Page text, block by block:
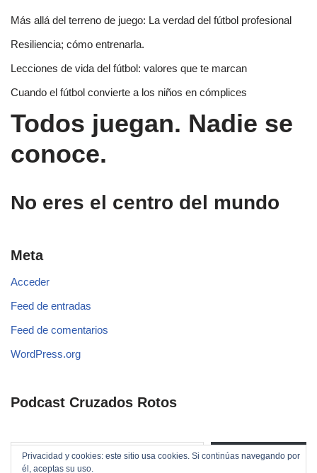
Más allá del terreno de juego: La verdad del fútbol profesional
Resiliencia; cómo entrenarla.
Lecciones de vida del fútbol: valores que te marcan
Cuando el fútbol convierte a los niños en cómplices
Todos juegan. Nadie se
conoce.
No eres el centro del mundo
Meta
Acceder
Feed de entradas
Feed de comentarios
WordPress.org
Podcast Cruzados Rotos
Suscribirse
Privacidad y cookies: este sitio usa cookies. Si continúas navegando por
él, aceptas su uso.